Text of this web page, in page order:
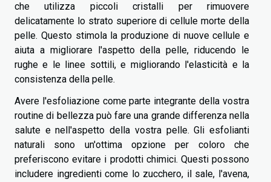
che utilizza piccoli cristalli per rimuovere
delicatamente lo strato superiore di cellule morte della
pelle. Questo stimola la produzione di nuove cellule e
aiuta a migliorare l'aspetto della pelle, riducendo le
rughe e le linee sottili, e migliorando l'elasticità e la
consistenza della pelle.
Avere l'esfoliazione come parte integrante della vostra
routine di bellezza può fare una grande differenza nella
salute e nell'aspetto della vostra pelle. Gli esfolianti
naturali sono un'ottima opzione per coloro che
preferiscono evitare i prodotti chimici. Questi possono
includere ingredienti come lo zucchero, il sale, l'avena,